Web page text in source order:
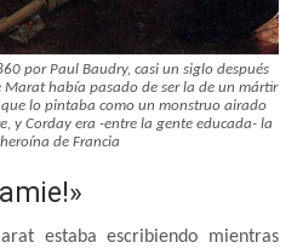
por Paul Baudry, casi un siglo después
había pasado de ser la de un mártir
lo pintaba como un monstruo airado
y Corday era -entre la gente educada- la
de Francia
estaba escribiendo mientras